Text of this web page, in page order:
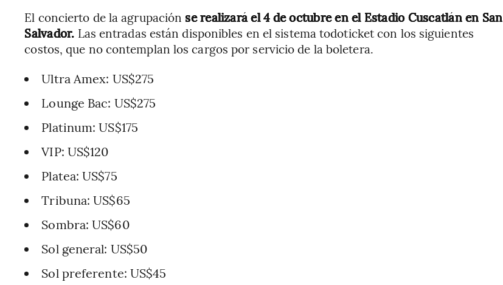
El concierto de la agrupación se realizará el 4 de octubre en el Estadio Cuscatlán en San
Salvador. Las entradas están disponibles en el sistema todoticket con los siguientes
costos, que no contemplan los cargos por servicio de la boletera.
Ultra Amex: US$275
Lounge Bac: US$275
Platinum: US$175
VIP: US$120
Platea: US$75
Tribuna: US$65
Sombra: US$60
Sol general: US$50
Sol preferente: US$45